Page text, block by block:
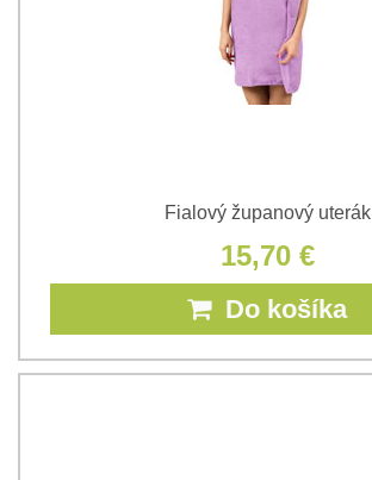
Fialový županový uterák
15,70 €
Do košíka